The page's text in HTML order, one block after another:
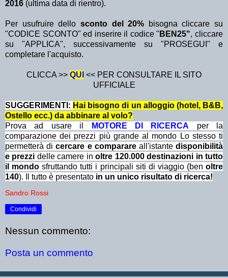
2016 (ultima data di rientro).
Per usufruire dello sconto del 20% bisogna cliccare su
"CODICE SCONTO" ed inserire il codice " BEN25", cliccare
su "APPLICA", successivamente su "PROSEGUI" e
completare l'acquisto.
CLICCA >> QUI << PER CONSULTARE IL SITO
UFFICIALE
SUGGERIMENTI: Hai bisogno di un alloggio (hotel, B&B,
Ostello ecc.) da abbinare al volo?
Prova ad usare il
MOTORE DI RICERCA
per la
comparazione dei prezzi più grande al mondo Lo stesso ti
permetterà dicercare e comparare all'istantedisponibilità
e prezzi delle camere inoltre 120.000 destinazioni in tutto
il mondo sfruttando tutti i principali siti di viaggio (benoltre
140). Il tutto è presentato in un unico risultato di ricerca!
Sandro Rossi
Condividi
Nessun commento:
Posta un commento